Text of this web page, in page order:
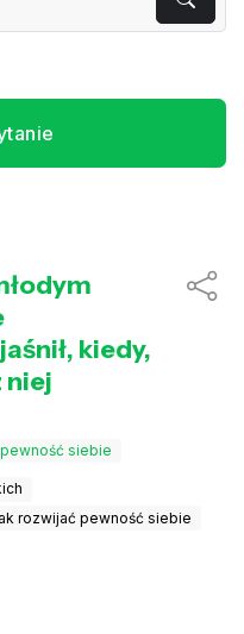
kiedy,
niej
pewność siebie
rozwijać pewność siebie